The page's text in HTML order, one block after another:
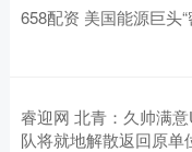
658配资 美国能源巨头
睿迎网 北青：久帅满
队将就地解散返回原单